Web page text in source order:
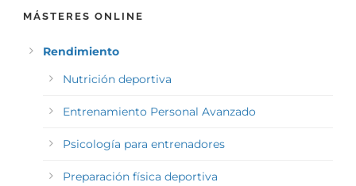
MÁSTERES ONLINE
Rendimiento
Nutrición deportiva
Entrenamiento Personal Avanzado
Psicología para entrenadores
Preparación física deportiva